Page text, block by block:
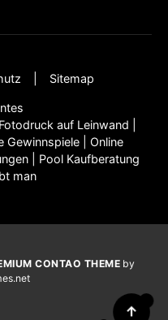
Sitemap
Fotodruck auf Leinwand
Gewinnspiele
Online
Pool Kaufberatung
man
CONTAO THEME by
↑